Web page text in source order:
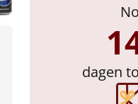
dagen